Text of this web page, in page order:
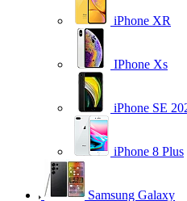
iPhone XR
IPhone Xs
iPhone SE
iPhone 8 Plus
Samsung Galaxy